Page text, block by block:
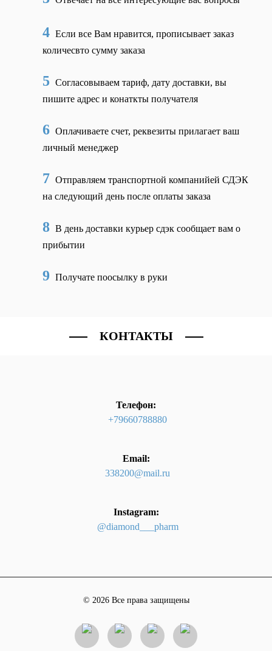
4 Если все Вам нравится, прописывает заказ
количесвто сумму заказа
5 Согласовываем тариф, дату доставки, вы
пишите адрес и конаткты получателя
6 Оплачиваете счет, реквезиты прилагает ваш
личный менеджер
7 Отправляем транспортной компанийей СДЭК
на следующий день после оплаты заказа
8 В день доставки курьер сдэк сообщает вам о
прибытии
9 Получате поосылку в руки
КОНТАКТЫ
Телефон:
+79660788880
Email:
338200@mail.ru
Instagram:
@diamond___pharm
© 2026 Все права защищены